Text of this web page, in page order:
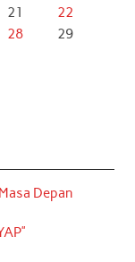
21
22
28
29
Depan